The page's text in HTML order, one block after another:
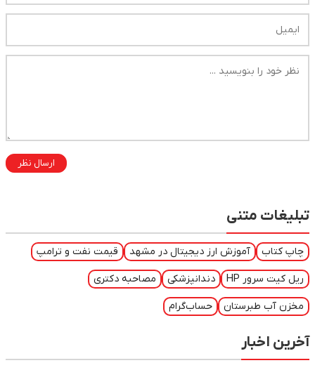
ارسال نظر
تبلیغات متنی
چاپ کتاب آموزش ارز دیجیتال در مشهد قیمت نفت و ترامپ
ریل کیت سرور HP دندانپزشکی مصاحبه دکتری
مخزن آب طبرستان حساب‌گرام
آخرین اخبار